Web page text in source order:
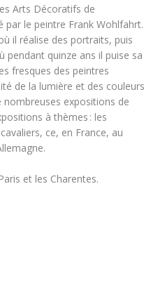
Arts Décoratifs de
par le peintre Frank Wohlfahrt.
il réalise des portraits, puis
pendant quinze ans il puise sa
fresques des peintres
de la lumière et des couleurs
nombreuses expositions de
à thèmes : les
ce, en France, au
et les Charentes.